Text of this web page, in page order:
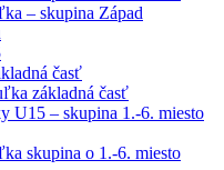
– skupina Západ
časť
základná časť
U15 – skupina 1.-6. miesto
skupina o 1.-6. miesto